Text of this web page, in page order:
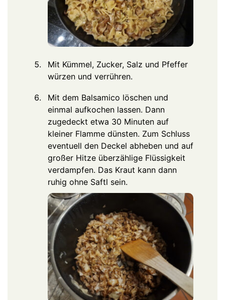
Mit Kümmel, Zucker, Salz und Pfeffer
würzen und verrühren.
Mit dem Balsamico löschen und
einmal aufkochen lassen. Dann
zugedeckt etwa 30 Minuten auf
kleiner Flamme dünsten. Zum Schluss
eventuell den Deckel abheben und auf
großer Hitze überzählige Flüssigkeit
verdampfen. Das Kraut kann dann
ruhig ohne Saftl sein.